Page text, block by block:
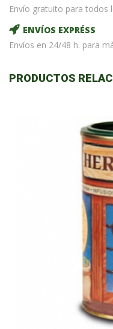
Envío gratuito para todos
ENVÍOS EXPRÉSS
Envíos en 24/48 h. para
PRODUCTOS